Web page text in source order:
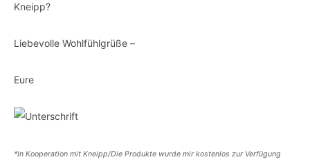
Kneipp?
Liebevolle Wohlfühlgrüße –
Eure
*In Kooperation mit Kneipp/Die Produkte wurde mir kostenlos zur Verfügung